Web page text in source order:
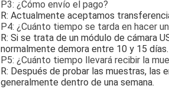
P3: ¿Cómo envío el pago?
R: Actualmente aceptamos
P4: ¿Cuánto tiempo se tarda en hacer
R: Si se trata de un módulo de cámara
normalmente demora entre 10 y 15 días.
P5: ¿Cuánto tiempo llevará recibir la
R: Después de probar las muestras, las
generalmente dentro de una semana.